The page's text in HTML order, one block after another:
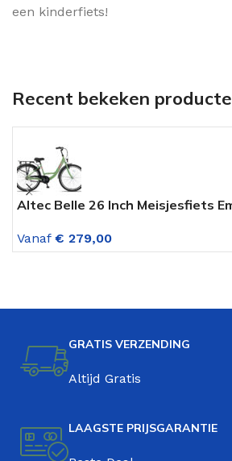
een kinderfiets!
Recent bekeken
Altec Belle 26 Inch Meisjesfiets
Vanaf € 279,00
GRATIS VERZENDING
Altijd Gratis
LAAGSTE PRIJSGARANTIE